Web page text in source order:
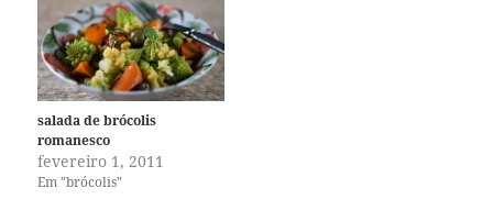
salada de brócolis
romanesco
fevereiro 1, 2011
Em "brócolis"